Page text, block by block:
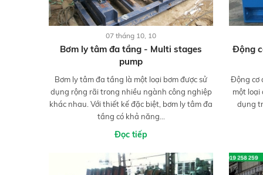
07 tháng 10, 10
Bơm ly tâm đa tầng - Multi stages
pump
Bơm ly tâm đa tầng là một loại bơm được sử
dụng rộng rãi trong nhiều ngành công nghiệp
khác nhau. Với thiết kế đặc biệt, bơm ly tâm đa
tầng có khả năng...
Đọc tiếp
Động
Động cơ
một loại
dụng